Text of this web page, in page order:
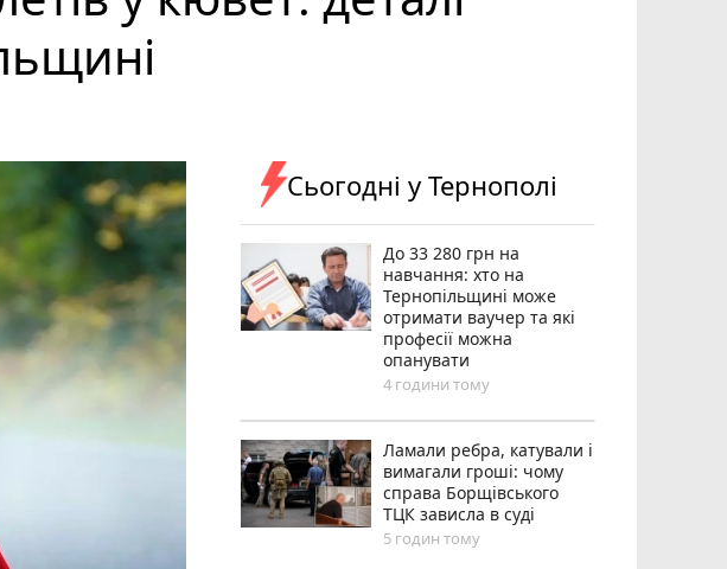
Сьогодні у Тернополі
До 33 280 грн на
навчання: хто на
Тернопільщині може
отримати ваучер та які
професії можна
опанувати
4 години тому
Ламали ребра, катували і
вимагали гроші: чому
справа Борщівського
ТЦК зависла в суді
5 годин тому